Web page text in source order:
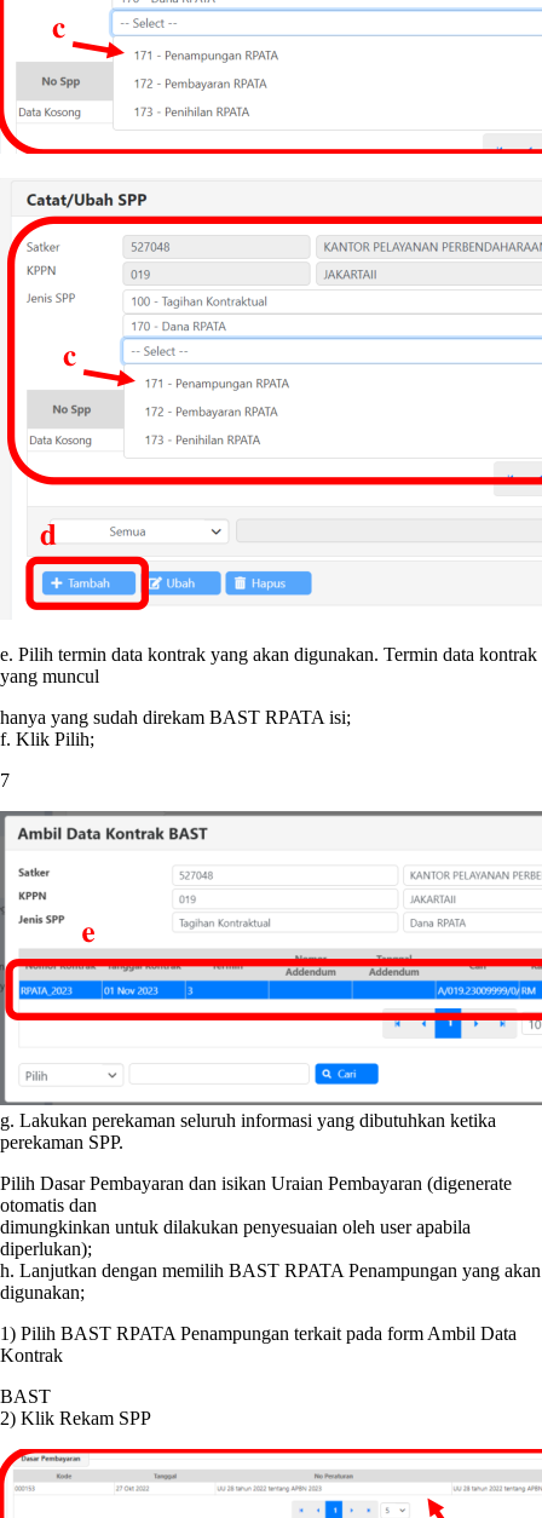
e. Pilih termin data kontrak yang akan digunakan. Termin data kontrak
yang muncul
hanya yang sudah direkam BAST RPATA isi;
f. Klik Pilih;
7
g. Lakukan perekaman seluruh informasi yang dibutuhkan ketika
perekaman SPP.
Pilih Dasar Pembayaran dan isikan Uraian Pembayaran (digenerate
otomatis dan
dimungkinkan untuk dilakukan penyesuaian oleh user apabila
diperlukan);
h. Lanjutkan dengan memilih BAST RPATA Penampungan yang akan
digunakan;
1) Pilih BAST RPATA Penampungan terkait pada form Ambil Data
Kontrak
BAST
2) Klik Rekam SPP